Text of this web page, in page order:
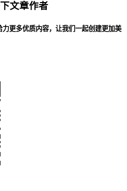
文章作者
更多优质内容，让我们一起创建更加美